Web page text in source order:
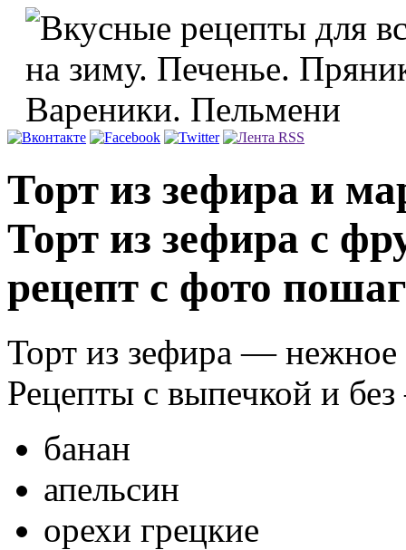
Торт из зефира и
Торт из зефира с
рецепт с фото
Торт из зефира — нежное
Рецепты с выпечкой и
банан
апельсин
орехи грецкие